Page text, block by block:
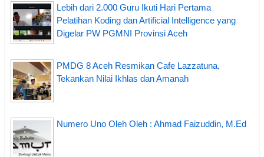
Lebih dari 2.000 Guru Ikuti Hari Pertama
Pelatihan Koding dan Artificial Intelligence yang
Digelar PW PGMNI Provinsi Aceh
PMDG 8 Aceh Resmikan Cafe Lazzatuna,
Tekankan Nilai Ikhlas dan Amanah
Numero Uno Oleh Oleh : Ahmad Faizuddin, M.Ed